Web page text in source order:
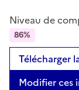
Niveau de
86%
Télécharger
Modifier ces